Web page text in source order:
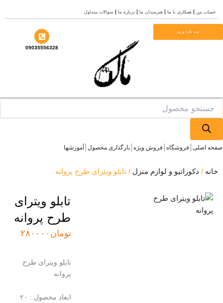
من همکاری با ما هنرمندان ما درباره ما سوالات متداول
ثبت نام | ورود
09035556328
اصلی فروشگاه فروش ویژه بارگذاری محصول آموزشها
/دکوراتیو و لوازم منزل/ تابلو ویترای طرح پروانه
تابلو ویترای
طرح پروانه
تومان۲۸۰۰۰۰
تابلو ویترای طرح
پروانه
ابعاد محصول : ۲۰